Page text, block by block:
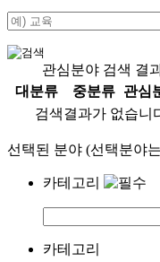
관심분야 검색 결
대분류
중분류
관심
검색결과가 없습니
선택된 분야 (선택분야
카테고리
카테고리